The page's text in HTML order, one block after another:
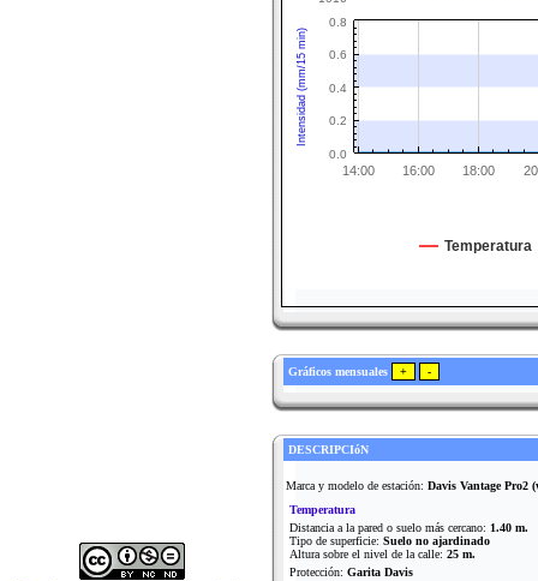
Intensidad (mm/15 min)
Temperatura
14:00 16:00 18:00
0.0
0.2
0.4
0.6
0.8
Gráficos mensuales
DESCRIPCIóN
Marca y modelo de estación: Davis Vantage Pro2
Temperatura
Distancia a la pared o suelo más cercano: 1.40 m.
Tipo de superficie: Suelo no ajardinado
Altura sobre el nivel de la calle: 25 m.
Protección: Garita Davis